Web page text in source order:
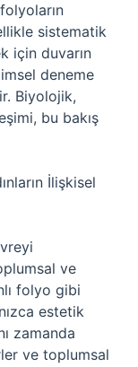
sistematik
için duvarın
deneme
Biyolojik,
bu bakış
İlişkisel
ve
folyo gibi
estetik
zamanda
ve toplumsal